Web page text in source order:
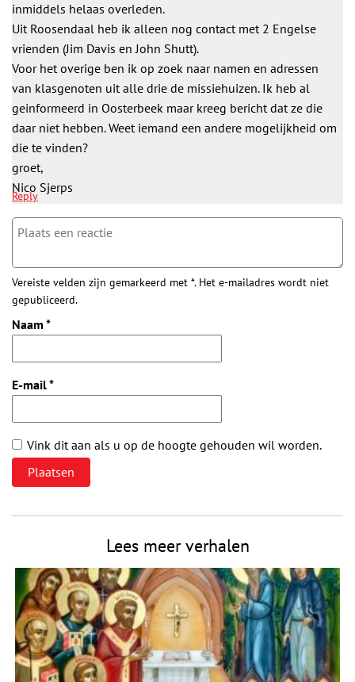
inmiddels helaas overleden.
Uit Roosendaal heb ik alleen nog contact met 2 Engelse
vrienden (Jim Davis en John Shutt).
Voor het overige ben ik op zoek naar namen en adressen
van klasgenoten uit alle drie de missiehuizen. Ik heb al
geinformeerd in Oosterbeek maar kreeg bericht dat ze die
daar niet hebben. Weet iemand een andere mogelijkheid om
die te vinden?
groet,
Nico Sjerps
Reply
Vereiste velden zijn gemarkeerd met *. Het e-mailadres wordt niet
gepubliceerd.
Naam *
E-mail*
Vink dit aan als u op de hoogte gehouden wil worden.
Lees meer verhalen